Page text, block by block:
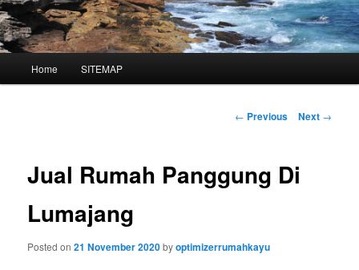
Skip
content
Home SITEMAP
Post
← Previous Next →
Jual Rumah Panggung Di
Lumajang
Posted on21 November 2020byoptimizerrumahkayu